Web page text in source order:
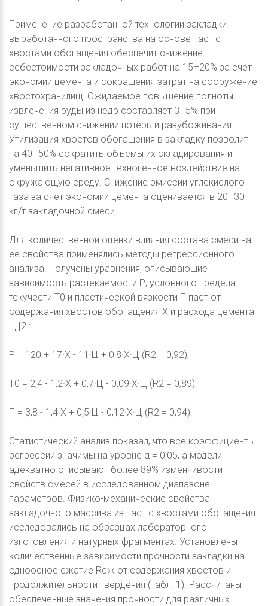
Применение разработанной технологии закладки
выработанного пространства на основе паст с
хвостами обогащения обеспечит снижение
себестоимости закладочных работ на 15–20% за счет
экономии цемента и сокращения затрат на сооружение
хвостохранилищ. Ожидаемое повышение полноты
извлечения руды из недр составляет 3–5% при
существенном снижении потерь и разубоживания.
Утилизация хвостов обогащения в закладку позволит
на 40–50% сократить объемы их складирования и
уменьшить негативное техногенное воздействие на
окружающую среду. Снижение эмиссии углекислого
газа за счет экономии цемента оценивается в 20–30
кг/т закладочной смеси.
Для количественной оценки влияния состава смеси на
ее свойства применялись методы регрессионного
анализа. Получены уравнения, описывающие
зависимость растекаемости Р, условного предела
текучести Т0 и пластической вязкости П паст от
содержания хвостов обогащения Х и расхода цемента
Ц [2]:
Р = 120 + 17·Х - 11·Ц + 0,8·Х·Ц (R2 = 0,92);
Т0 = 2,4 - 1,2·Х + 0,7·Ц - 0,09·Х·Ц (R2 = 0,89);
П = 3,8 - 1,4·Х + 0,5·Ц - 0,12·Х·Ц (R2 = 0,94).
Статистический анализ показал, что все коэффициенты
регрессии значимы на уровне α = 0,05, а модели
адекватно описывают более 89% изменчивости
свойств смесей в исследованном диапазоне
параметров. Физико-механические свойства
закладочного массива из паст с хвостами обогащения
исследовались на образцах лабораторного
изготовления и натурных фрагментах. Установлены
количественные зависимости прочности закладки на
одноосное сжатие Rсж от содержания хвостов и
продолжительности твердения (табл. 1). Рассчитаны
обеспеченные значения прочности для различных